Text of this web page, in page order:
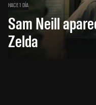
HACE 1 DÍA
Sam Neill
Zelda